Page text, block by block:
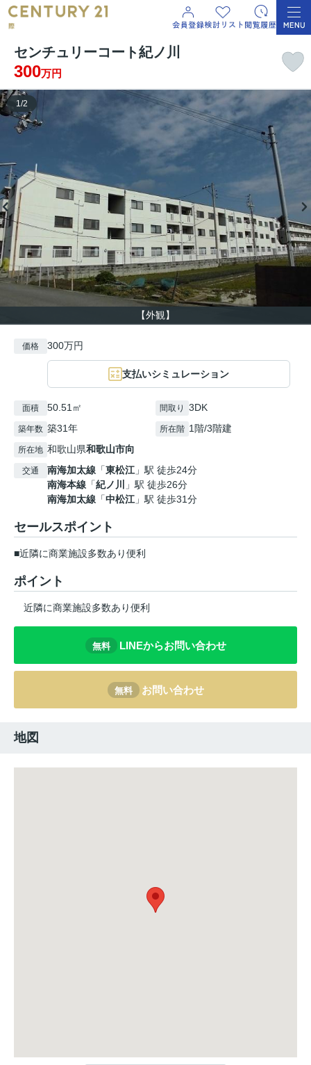
センチュリーコート紀ノ川
300万円
【外観】
1/2
価格 300万円
支払いシミュレーション
面積 50.51㎡ 間取り 3DK
築年数 築31年 所在階 1階/3階建
所在地 和歌山県和歌山市向
交通 南海加太線 「東松江」駅 徒歩24分
南海本線 「紀ノ川
」駅 徒歩26分
南海加太線 「中松江」駅 徒歩31分
セールスポイント
■近隣に商業施設多数あり便利
ポイント
近隣に商業施設多数あり便利
無料 LINEからお問い合わせ
無料 お問い合わせ
地図